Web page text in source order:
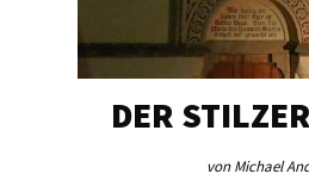
DER
von Michael